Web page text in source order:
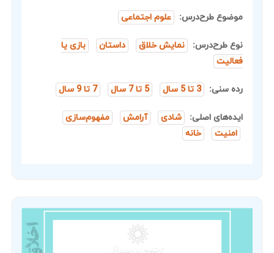
موضوع طرح‌درس: علوم اجتماعی
نوع طرح‌درس: نمایش خلاق داستان
بازی یا
فعالیت
رده سنی: 3 تا 5 سال 5 تا 7 سال 7 تا 9 سال
ایده‌های اصلی: شادی آرامش
مفهوم‌سازی
امنیت
خانه